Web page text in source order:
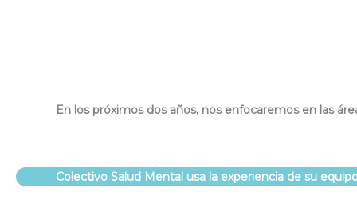
En los próximos dos años, nos enfocaremos en las
Colectivo Salud Mental usa la experiencia de su